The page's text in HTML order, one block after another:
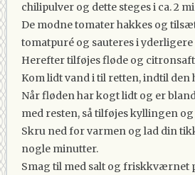
chilipulver og dette steges i ca. 2
De modne tomater hakkes og
tomatpuré og sauteres i
Herefter tilføjes fløde og
Kom lidt vand i til retten, indtil den
Når fløden har kogt lidt og er
med resten, så tilføjes kyllingen
Skru ned for varmen og lad din
nogle minutter.
Smag til med salt og friskkværnet